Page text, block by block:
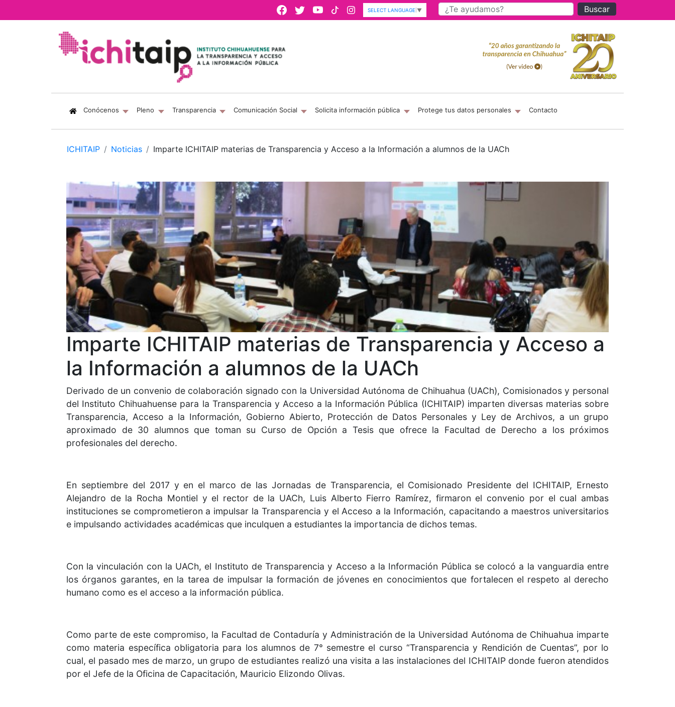
Buscar
SELECT LANGUAGE ▼
Conócenos (current)
Pleno Transparencia Comunicación Social Solicita información pública Protege tus datos personales Contacto
ICHITAIP Noticias Imparte ICHITAIP materias de Transparencia y Acceso a la Información a alumnos de la UACh
Imparte ICHITAIP materias de Transparencia y Acceso a
la Información a alumnos de la UACh
Derivado de un convenio de colaboración signado con la Universidad Autónoma de Chihuahua (UACh), Comisionados y personal
del Instituto Chihuahuense para la Transparencia y Acceso a la Información Pública (ICHITAIP) imparten diversas materias sobre
Transparencia, Acceso a la Información, Gobierno Abierto, Protección de Datos Personales y Ley de Archivos, a un grupo
aproximado de 30 alumnos que toman su Curso de Opción a Tesis que ofrece la Facultad de Derecho a los próximos
profesionales del derecho.
En septiembre del 2017 y en el marco de las Jornadas de Transparencia, el Comisionado Presidente del ICHITAIP, Ernesto
Alejandro de la Rocha Montiel y el rector de la UACh, Luis Alberto Fierro Ramírez, firmaron el convenio por el cual ambas
instituciones se comprometieron a impulsar la Transparencia y el Acceso a la Información, capacitando a maestros universitarios
e impulsando actividades académicas que inculquen a estudiantes la importancia de dichos temas.
Con la vinculación con la UACh, el Instituto de Transparencia y Acceso a la Información Pública se colocó a la vanguardia entre
los órganos garantes, en la tarea de impulsar la formación de jóvenes en conocimientos que fortalecen el respeto al derecho
humano como es el acceso a la información pública.
Como parte de este compromiso, la Facultad de Contaduría y Administración de la Universidad Autónoma de Chihuahua imparte
como materia específica obligatoria para los alumnos de 7° semestre el curso “Transparencia y Rendición de Cuentas”, por lo
cual, el pasado mes de marzo, un grupo de estudiantes realizó una visita a las instalaciones del ICHITAIP donde fueron atendidos
por el Jefe de la Oficina de Capacitación, Mauricio Elizondo Olivas.